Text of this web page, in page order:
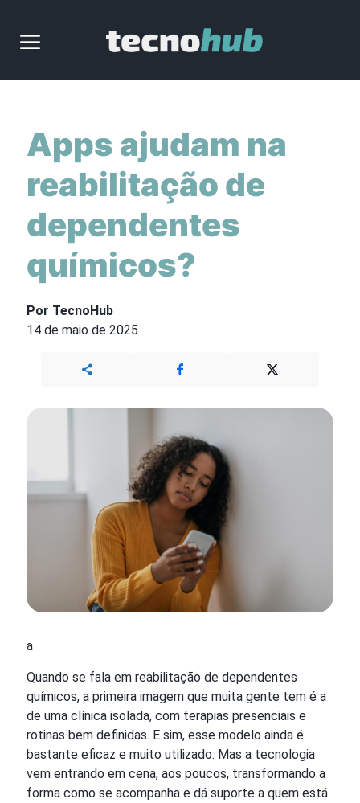
Apps ajudam na
reabilitação de
dependentes
químicos?
Por TecnoHub
14 de maio de 2025
a
Quando se fala em reabilitação de dependentes
químicos, a primeira imagem que muita gente tem é a
de uma clínica isolada, com terapias presenciais e
rotinas bem definidas. E sim, esse modelo ainda é
bastante eficaz e muito utilizado. Mas a tecnologia
vem entrando em cena, aos poucos, transformando a
forma como se acompanha e dá suporte a quem está